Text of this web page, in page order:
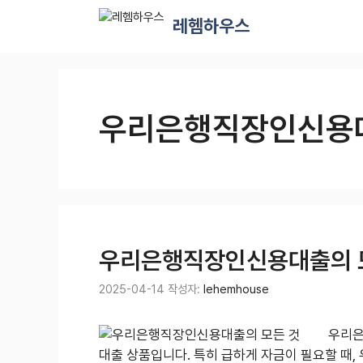
레헴하우스
우리은행직장인신용
우리은행직장인신용대출의
2025-04-14 작성자: lehemhouse
우리
대출 상품입니다. 특히 급하게 자금이 필요할 때